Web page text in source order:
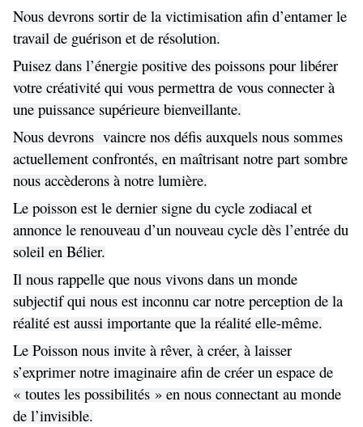
Nous devrons sortir de la victimisation afin d’entamer le
travail de guérison et de résolution.
Puisez dans l’énergie positive des poissons pour libérer
votre créativité qui vous permettra de vous connecter à
une puissance supérieure bienveillante.
Nous devrons vaincre nos défis auxquels nous sommes
actuellement confrontés, en maîtrisant notre part sombre
nous accèderons à notre lumière.
Le poisson est le dernier signe du cycle zodiacal et
annonce le renouveau d’un nouveau cycle dès l’entrée du
soleil en Bélier.
Il nous rappelle que nous vivons dans un monde
subjectif qui nous est inconnu car notre perception de la
réalité est aussi importante que la réalité elle-même.
Le Poisson nous invite à rêver, à créer, à laisser
s’exprimer notre imaginaire afin de créer un espace de
« toutes les possibilités » en nous connectant au monde
de l’invisible.